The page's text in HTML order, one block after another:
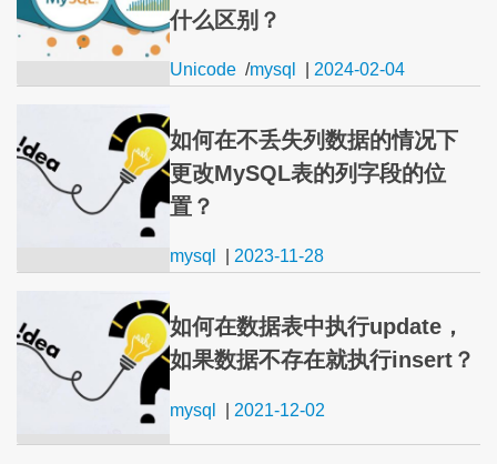
什么区别？
Unicode /mysql 2024-02-04
如何在不丢失列数据的情况下
更改MySQL表的列字段的位
置？
mysql 2023-11-28
如何在数据表中执行update，
如果数据不存在就执行insert？
mysql 2021-12-02